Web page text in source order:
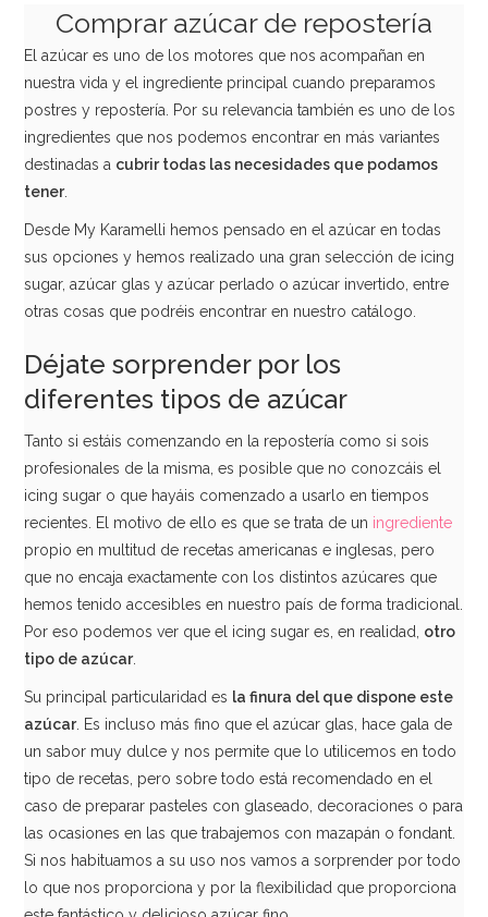
24,95€
AÑADIR
Azúcar Perlado para Roscón y Gofres 700 gr
7,95€
Comprar azúcar de repostería
El azúcar es uno de los motores que nos acompañan en
nuestra vida y el ingrediente principal cuando preparamos
postres y repostería. Por su relevancia también es uno de los
ingredientes que nos podemos encontrar en más variantes
destinadas a cubrir todas las necesidades que podamos
tener.
Desde My Karamelli hemos pensado en el azúcar en todas
sus opciones y hemos realizado una gran selección de icing
sugar, azúcar glas y azúcar perlado o azúcar invertido, entre
otras cosas que podréis encontrar en nuestro catálogo.
Déjate sorprender por los
diferentes tipos de azúcar
Tanto si estáis comenzando en la repostería como si sois
profesionales de la misma, es posible que no conozcáis el
icing sugar o que hayáis comenzado a usarlo en tiempos
recientes. El motivo de ello es que se trata de un ingrediente
propio en multitud de recetas americanas e inglesas, pero
que no encaja exactamente con los distintos azúcares que
hemos tenido accesibles en nuestro país de forma tradicional.
Por eso podemos ver que el icing sugar es, en realidad, otro
tipo de azúcar.
Su principal particularidad es la finura del que dispone este
azúcar. Es incluso más fino que el azúcar glas, hace gala de
un sabor muy dulce y nos permite que lo utilicemos en todo
tipo de recetas, pero sobre todo está recomendado en el
caso de preparar pasteles con glaseado, decoraciones o para
las ocasiones en las que trabajemos con mazapán o fondant.
Si nos habituamos a su uso nos vamos a sorprender por todo
lo que nos proporciona y por la flexibilidad que proporciona